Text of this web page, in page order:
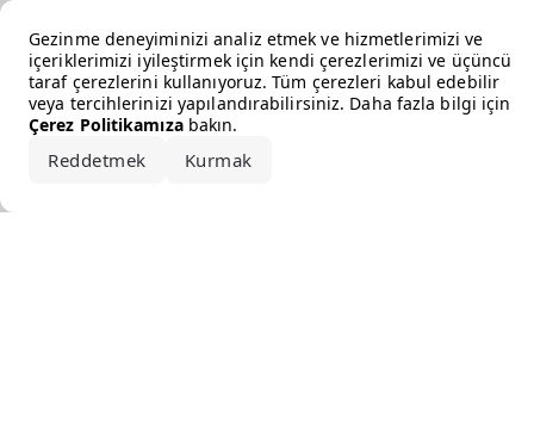
Gezinme deneyiminizi analiz etmek ve hizmetlerimizi ve
içeriklerimizi iyileştirmek için kendi çerezlerimizi ve üçüncü
taraf çerezlerini kullanıyoruz. Tüm çerezleri kabul edebilir
veya tercihlerinizi yapılandırabilirsiniz. Daha fazla bilgi için
Çerez Politikamızabakın.
Reddetmek Kurmak
Error loading the brand